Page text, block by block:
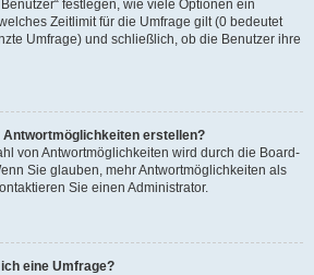
festlegen, wie viele Optionen ein
Zeitlimit für die Umfrage gilt (0 bedeutet
Umfrage) und schließlich, ob die Benutzer ihre
erstellen?
von Antwortmöglichkeiten wird durch die Board-
Sie glauben, mehr Antwortmöglichkeiten als
Sie einen Administrator.
eine Umfrage?